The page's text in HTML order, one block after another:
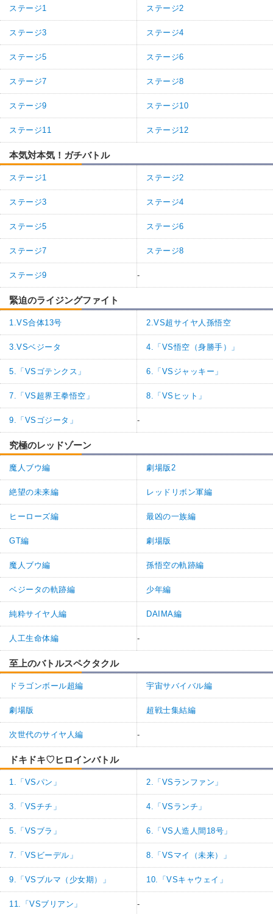
ステージ1 ステージ2
ステージ3 ステージ4
ステージ5 ステージ6
ステージ7 ステージ8
ステージ9 ステージ10
ステージ11 ステージ12
本気対本気！ガチバトル
ステージ1 ステージ2
ステージ3 ステージ4
ステージ5 ステージ6
ステージ7 ステージ8
ステージ9 -
緊迫のライジングファイト
1.VS合体13号 2.VS超サイヤ人孫悟空
3.VSベジータ 4.「VS悟空（身勝手）」
5.「VSゴテンクス」 6.「VSジャッキー」
7.「VS超界王拳悟空」 8.「VSヒット」
9.「VSゴジータ」 -
究極のレッドゾーン
魔人ブウ編 劇場版2
絶望の未来編 レッドリボン軍編
ヒーローズ編 最凶の一族編
GT編 劇場版
魔人ブウ編 孫悟空の軌跡編
ベジータの軌跡編 少年編
純粋サイヤ人編 DAIMA編
人工生命体編 -
至上のバトルスペクタクル
ドラゴンボール超編 宇宙サバイバル編
劇場版 超戦士集結編
次世代のサイヤ人編 -
ドキドキ♡ヒロインバトル
1.「VSパン」 2.「VSランファン」
3.「VSチチ」 4.「VSランチ」
5.「VSブラ」 6.「VS人造人間18号」
7.「VSビーデル」 8.「VSマイ（未来）」
9.「VSブルマ（少女期）」 10.「VSキャウェイ」
11.「VSブリアン」 -